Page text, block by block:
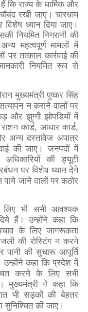
कि राज्य के धार्मिक और
रखी जाए। चारधाम
विशेष ध्यान दिया जाए।
नियमित निगरानी की
महत्वपूर्ण मामलों में
पर तत्काल कार्रवाई की
नियमित रूप से
मुख्यमंत्री पुष्कर सिंह
न कराने वालों पर
और झुग्गी झोपडियों में
कार्ड, आधार कार्ड,
अन्य दस्तावेज अपात्र
की जाए। जनपदों में
अधिकारियों की ड्यूटी
पर विशेष ध्यान देने
जाने वालों पर कठोर
लिए भी सभी आवश्यक
हैं। उन्होंने कहा कि
के लिए जागरूकता
की रोस्टिंग न करने
की सुचारू आपूर्ति
कहा कि प्रदेश में
करने के लिए सभी
मुख्यमंत्री ने कहा कि
भी सड़कों की बेहतर
सुनिश्चित की जाए।